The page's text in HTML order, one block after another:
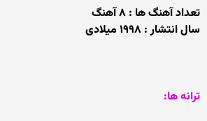
تعداد آهنگ ها : ۸ آهنگ
سال انتشار : ۱۹۹۸ میلادی
ترانه ها: